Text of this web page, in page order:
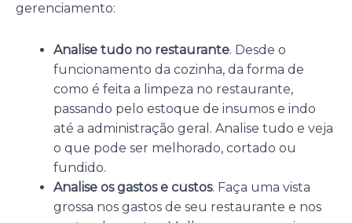
gerenciamento:
Analise tudo no restaurante. Desde o
funcionamento da cozinha, da forma de
como é feita a limpeza no restaurante,
passando pelo estoque de insumos e indo
até a administração geral. Analise tudo e veja
o que pode ser melhorado, cortado ou
fundido.
Analise os gastos e custos. Faça uma vista
grossa nos gastos de seu restaurante e nos